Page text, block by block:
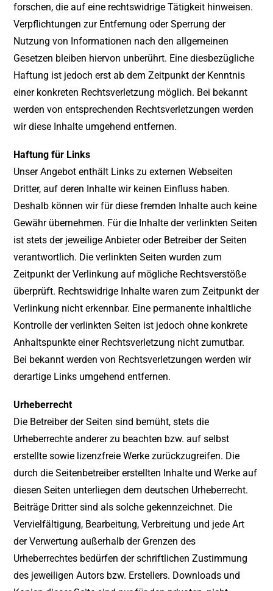
forschen, die auf eine rechtswidrige Tätigkeit hinweisen.
Verpflichtungen zur Entfernung oder Sperrung der
Nutzung von Informationen nach den allgemeinen
Gesetzen bleiben hiervon unberührt. Eine diesbezügliche
Haftung ist jedoch erst ab dem Zeitpunkt der Kenntnis
einer konkreten Rechtsverletzung möglich. Bei bekannt
werden von entsprechenden Rechtsverletzungen werden
wir diese Inhalte umgehend entfernen.
Haftung für Links
Unser Angebot enthält Links zu externen Webseiten
Dritter, auf deren Inhalte wir keinen Einfluss haben.
Deshalb können wir für diese fremden Inhalte auch keine
Gewähr übernehmen. Für die Inhalte der verlinkten Seiten
ist stets der jeweilige Anbieter oder Betreiber der Seiten
verantwortlich. Die verlinkten Seiten wurden zum
Zeitpunkt der Verlinkung auf mögliche Rechtsverstöße
überprüft. Rechtswidrige Inhalte waren zum Zeitpunkt der
Verlinkung nicht erkennbar. Eine permanente inhaltliche
Kontrolle der verlinkten Seiten ist jedoch ohne konkrete
Anhaltspunkte einer Rechtsverletzung nicht zumutbar.
Bei bekannt werden von Rechtsverletzungen werden wir
derartige Links umgehend entfernen.
Urheberrecht
Die Betreiber der Seiten sind bemüht, stets die
Urheberrechte anderer zu beachten bzw. auf selbst
erstellte sowie lizenzfreie Werke zurückzugreifen. Die
durch die Seitenbetreiber erstellten Inhalte und Werke auf
diesen Seiten unterliegen dem deutschen Urheberrecht.
Beiträge Dritter sind als solche gekennzeichnet. Die
Vervielfältigung, Bearbeitung, Verbreitung und jede Art
der Verwertung außerhalb der Grenzen des
Urheberrechtes bedürfen der schriftlichen Zustimmung
des jeweiligen Autors bzw. Erstellers. Downloads und